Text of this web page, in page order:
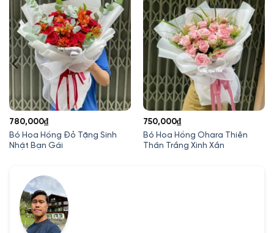
Bó Hoa Hồng Đỏ Tặng Sinh
Nhật Bạn Gái
780,000₫
Bó Hoa Hồng Ohara Thiên
Thần Trắng Xinh Xắn
750,000₫